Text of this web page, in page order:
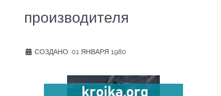
производителя
СОЗДАНО: 01 ЯНВАРЯ 1980